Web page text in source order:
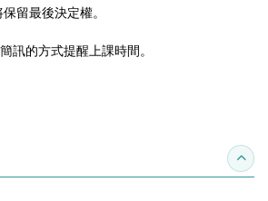
留最後決定權。
訊的方式提醒上課時間。
收合